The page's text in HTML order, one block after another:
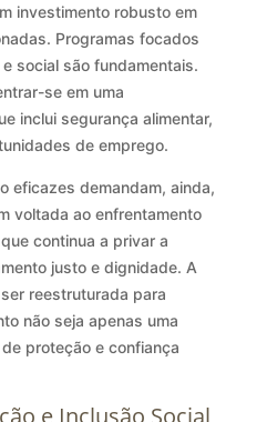
investimento robusto em
Programas focados
social são fundamentais.
se em uma
inclui segurança alimentar,
de emprego.
eficazes demandam, ainda,
voltada ao enfrentamento
continua a privar a
justo e dignidade. A
reestruturada para
não seja apenas uma
proteção e confiança
e Inclusão Social